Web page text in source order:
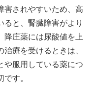
害されやすいため、高
ると、腎臓障害がより
降庄薬には尿酸値を上
療を受けるときは、
や服用している薬につ
す。